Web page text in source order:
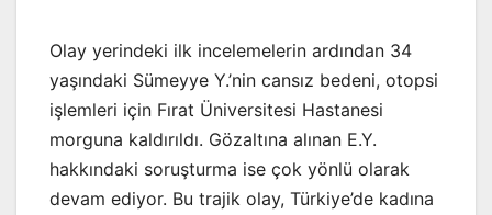
Olay yerindeki ilk incelemelerin ardından 34
yaşındaki Sümeyye Y.’nin cansız bedeni, otopsi
işlemleri için Fırat Üniversitesi Hastanesi
morguna kaldırıldı. Gözaltına alınan E.Y.
hakkındaki soruşturma ise çok yönlü olarak
devam ediyor. Bu trajik olay, Türkiye’de kadına